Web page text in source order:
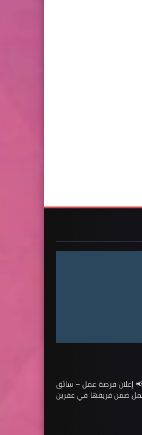
إعلان فرصة عمل – سائق
ضمن فريقها في عفرين